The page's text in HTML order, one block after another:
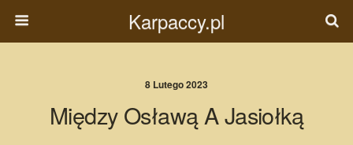
Karpaccy.pl
8 Lutego 2023
Między Osławą A Jasiołką